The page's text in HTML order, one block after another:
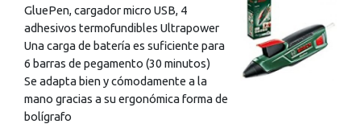
GluePen, cargador micro USB, 4
adhesivos termofundibles Ultrapower
Una carga de batería es suficiente para
6 barras de pegamento (30 minutos)
Se adapta bien y cómodamente a la
mano gracias a su ergonómica forma de
bolígrafo